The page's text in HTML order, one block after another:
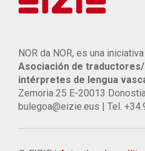
NOR da NOR, es una
Asociación de
intérpretes de lengua
Zemoria 25 E-20013
bulegoa@eizie.eus | Tel.